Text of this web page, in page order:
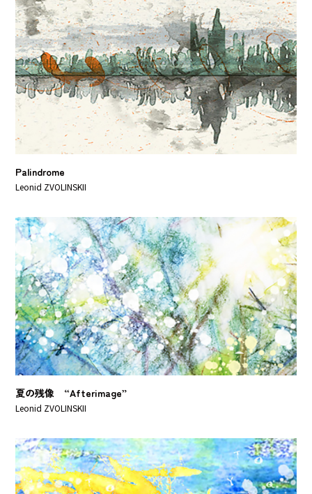
Palindrome
Leonid ZVOLINSKII
夏の残像 “Afterimage”
Leonid ZVOLINSKII